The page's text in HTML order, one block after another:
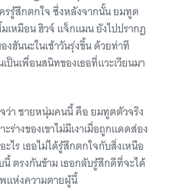
รรู้สึกตกใจ ซึ่งหลังจากนั้น ยมทูต
เหมือน ฮิวจ์ แจ็กแมน ยังไปปรากฎ
ฮันนะในเช้าวันรุ่งขึ้น ด้วยท่าที
ป็นเพื่อนสนิทของเธอที่แวะเวียนมา
ว่า ชายหนุ่มคนนี้ คือ ยมทูตตัวจริง
ะร่างของเขาไม่มีเงาเมื่อถูกแดดส่อง
ะไร เธอไม่ได้รู้สึกตกใจกับสิ่งเหนือ
ตรงกันข้าม เธอกลับรู้สึกดีที่จะได้
แห่งความตายผู้นี้